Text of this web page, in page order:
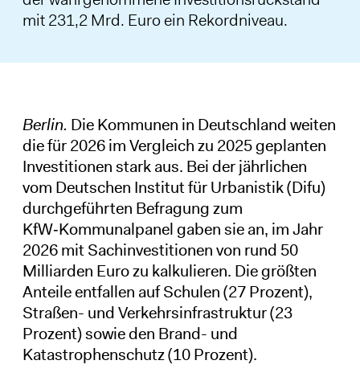
mit 231,2 Mrd. Euro ein Rekordniveau.
Berlin. Die Kommunen in Deutschland weiten
die für 2026 im Vergleich zu 2025 geplanten
Investitionen stark aus. Bei der jährlichen
vom Deutschen Institut für Urbanistik (Difu)
durchgeführten Befragung zum
KfW‑Kommunalpanel gaben sie an, im Jahr
2026 mit Sachinvestitionen von rund 50
Milliarden Euro zu kalkulieren. Die größten
Anteile entfallen auf Schulen (27 Prozent),
Straßen- und Verkehrsinfrastruktur (23
Prozent) sowie den Brand- und
Katastrophenschutz (10 Prozent).